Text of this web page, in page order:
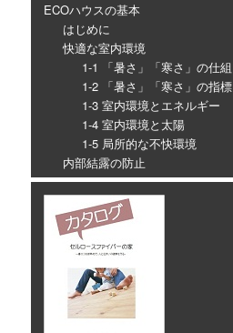
ECOハウスの基本
はじめに
快適な室内環境
1-1 「暑さ」「寒さ」の仕組
1-2 「暑さ」「寒さ」の指標
1-3 室内環境とエネルギー
1-4 室内環境と太陽
1-5 局所的な不快環境
内部結露の防止